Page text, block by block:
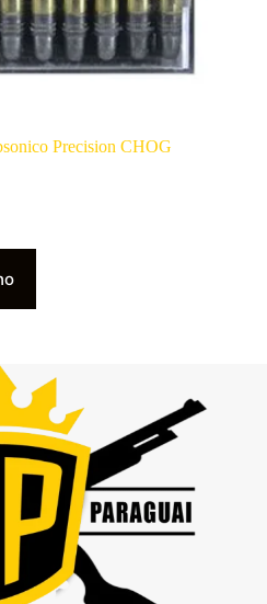
Precision CHOG